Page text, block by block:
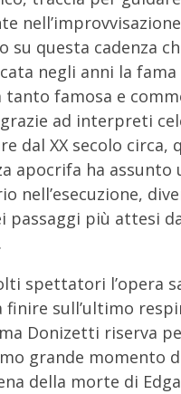
su questa cadenza
negli anni la fama
tanto famosa e
grazie ad interpreti
dal XX secolo circa,
apocrifa ha assunto
nell’esecuzione,
passaggi più attesi
spettatori l’opera
finire sull’ultimo
Donizetti riserva
grande momento
della morte di